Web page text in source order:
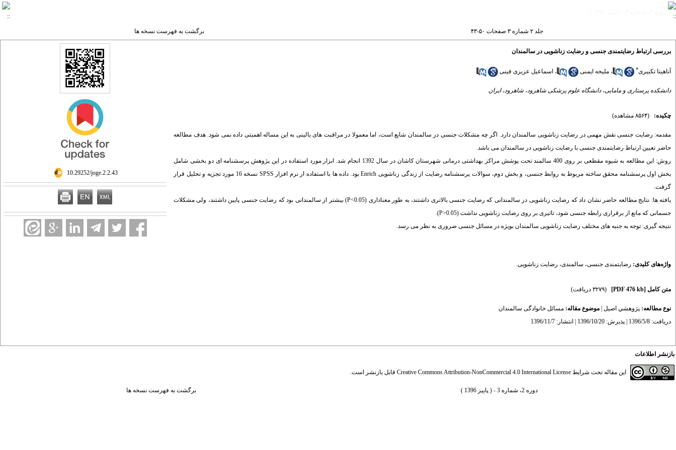
جلد ۲ شماره ۳ صفحات ۵۰-۴۳ برگشت به فهرست نسخه ها
بررسی ارتباط رضایتمندی جنسی و رضایت زناشویی در سالمندان
آناهیتا تکبیری* ، ملیحه ایمنی ، اسماعیل عزیزی فینی
دانشکده پرستاری و مامایی، دانشگاه علوم پزشکی شاهرود، شاهرود، ایران
چکیده: (۸۵۶۴ مشاهده)
مقدمه: رضایت جنسی نقش مهمی در رضایت زناشویی سالمندان دارد. اگر چه مشکلات جنسی در سالمندان شایع است، اما معمولا در مراقبت های بالینی به این مساله اهمیتی داده نمی شود. هدف مطالعه
حاضر تعیین ارتباط رضایتمندی جنسی با رضایت زناشویی در سالمندان می باشد.
روش: این مطالعه به شیوه مقطعی بر روی 400 سالمند تحت پوشش مراکز بهداشتی درمانی شهرستان کاشان در سال 1392 انجام شد. ابزار مورد استفاده در این پژوهش پرسشنامه ای دو بخشی شامل
بخش اول پرسشنامه محقق ساخته مربوط به روابط جنسی، و بخش دوم، سوالات پرسشنامه رضایت از زندگی زناشویی Enrich بود. داده ها با استفاده از نرم افزار SPSS نسخه 16 مورد تجزیه و تحلیل قرار
گرفت.
یافته ها: نتایج مطالعه حاضر نشان داد که رضایت زناشویی در سالمندانی که رضایت جنسی بالاتری داشتند، به طور معناداری (P<0.05) بیشتر از سالمندانی بود که رضایت جنسی پایین داشتند، ولی مشکلات
جسمانی که مانع از برقراری رابطه جنسی شود، تاثیری بر روی رضایت زناشویی نداشت (P>0.05).
نتیجه گیری: توجه به جنبه های مختلف رضایت زناشویی سالمندان بوی‍ژه در مسائل جنسی ضروری به نظر می رسد.
واژه‌های کلیدی: رضایتمندی جنسی، سالمندی، رضایت زناشویی.
متن کامل [PDF 476 kb] (۳۲۷۹ دریافت)
نوع مطالعه: پژوهشي اصیل موضوع مقاله: مسائل خانوادگی سالمندان
دریافت: 1396/5/8 | پذیرش: 1396/10/20 | انتشار: 1396/11/7
‎ 10.29252/joge.2.2.43
بازنشر اطلاعات
این مقاله تحت شرایط Creative Commons Attribution-NonCommercial 4.0 International License قابل بازنشر است.
دوره 2، شماره 3 - ( پاییز 1396 ) برگشت به فهرست نسخه ها